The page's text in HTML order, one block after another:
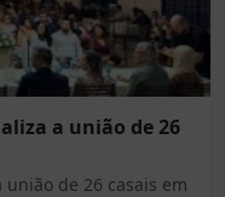
a união de 26
de 26 casais em